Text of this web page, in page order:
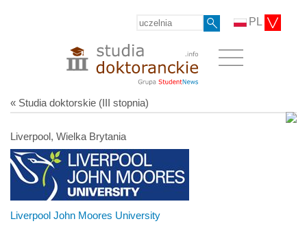
PL
« Studia doktorskie (III stopnia)
Liverpool, Wielka Brytania
Liverpool John Moores University